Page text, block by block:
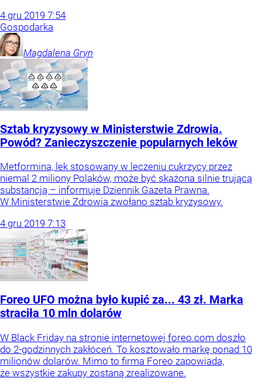
4 gru 2019 7:54
Gospodarka
Magdalena Gryn
Sztab kryzysowy w Ministerstwie Zdrowia.
Powód? Zanieczyszczenie popularnych leków
Metformina, lek stosowany w leczeniu cukrzycy przez
niemal 2 miliony Polaków, może być skażona silnie trującą
substancją – informuje Dziennik Gazeta Prawna.
W Ministerstwie Zdrowia zwołano sztab kryzysowy.
4 gru 2019 7:13
Foreo UFO można było kupić za... 43 zł. Marka
straciła 10 mln dolarów
W Black Friday na stronie internetowej foreo.com doszło
do 2-godzinnych zakłóceń. To kosztowało markę ponad 10
milionów dolarów. Mimo to firma Foreo zapowiada,
że wszystkie zakupy zostaną zrealizowane.